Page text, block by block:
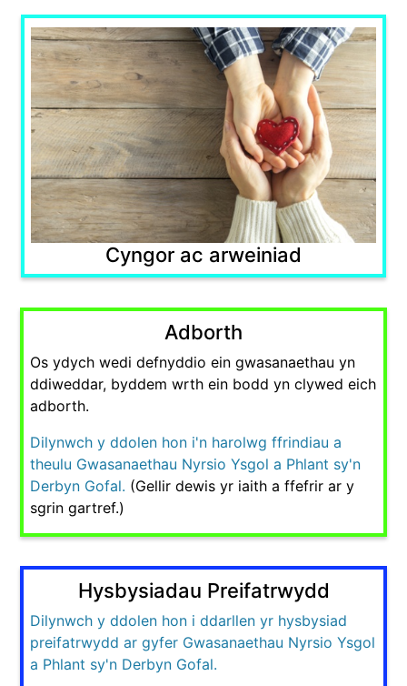
Cyngor ac arweiniad
Adborth
Os ydych wedi defnyddio ein gwasanaethau yn
ddiweddar, byddem wrth ein bodd yn clywed eich
adborth.
Dilynwch y ddolen hon i'n harolwg ffrindiau a
theulu Gwasanaethau Nyrsio Ysgol a Phlant sy'n
Derbyn Gofal. (Gellir dewis yr iaith a ffefrir ar y
sgrin gartref.)
Hysbysiadau Preifatrwydd
Dilynwch y ddolen hon i ddarllen yr hysbysiad
preifatrwydd ar gyfer Gwasanaethau Nyrsio Ysgol
a Phlant sy'n Derbyn Gofal.